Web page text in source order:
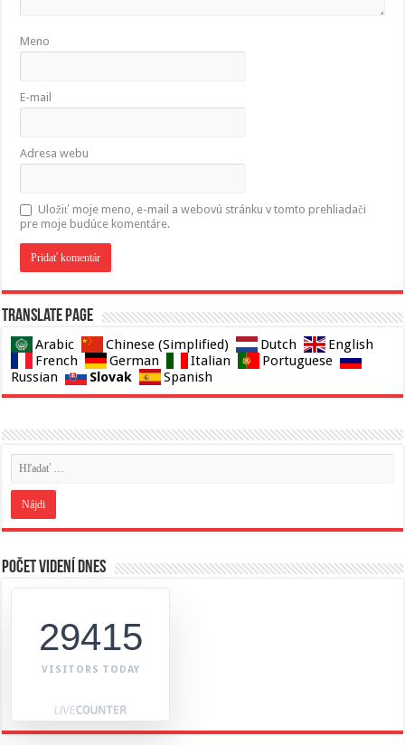
Meno
E-mail
Adresa webu
Uložiť moje meno, e-mail a webovú stránku v tomto prehliadači
pre moje budúce komentáre.
Translate page
Arabic Chinese (Simplified) Dutch
English
French
German Italian
Portuguese
Russian
Slovak Spanish
Počet videní dnes
29415
VISITORS TODAY